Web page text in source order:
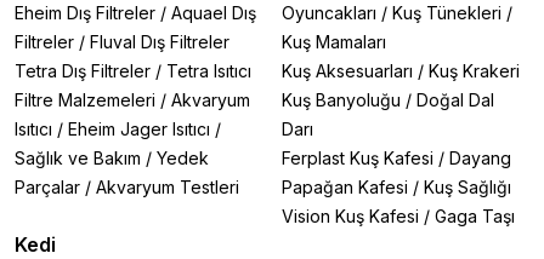
Eheim Dış Filtreler / Aquael Dış
Filtreler / Fluval Dış Filtreler
Tetra Dış Filtreler / Tetra Isıtıcı
Filtre Malzemeleri / Akvaryum
Isıtıcı / Eheim Jager Isıtıcı /
Sağlık ve Bakım / Yedek
Parçalar / Akvaryum Testleri
Kedi
Oyuncakları / Kuş Tünekleri /
Kuş Mamaları
Kuş Aksesuarları / Kuş Krakeri
Kuş Banyoluğu / Doğal Dal
Darı
Ferplast Kuş Kafesi / Dayang
Papağan Kafesi / Kuş Sağlığı
Vision Kuş Kafesi / Gaga Taşı